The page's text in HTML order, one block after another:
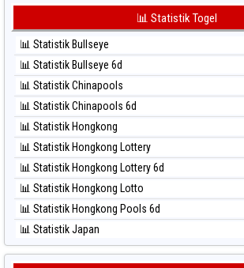
⚽ Bola Merah Taiwan
⚽ Bola Hitam Kuda Lari
⚽ Bola Hitam Magnum Cambodia
⚽ Bola Hitam Nagoya
⚽ Bola Hitam North Carolina Day
⚽ Bola Hitam Pcso
⚽ Bola Hitam Sao Paulo
⚽ Bola Hitam Singapore
⚽ Bola Hitam Sydney
⚽ Bola Hitam Sydney Lottery
⚽ Bola Hitam Sydney Lottery 6d
⚽ Bola Hitam Sydney Lotto
📊 Statistik Togel
📊 Statistik Bullseye
📊 Statistik Bullseye 6d
📊 Statistik Chinapools
📊 Statistik Chinapools 6d
📊 Statistik Hongkong
📊 Statistik Hongkong Lottery
📊 Statistik Hongkong Lottery 6d
📊 Statistik Hongkong Lotto
📊 Statistik Hongkong Pools 6d
📊 Statistik Japan
📊 Statistik Japan 6d